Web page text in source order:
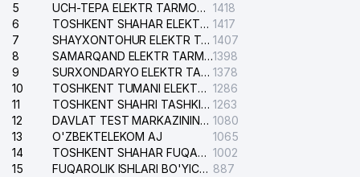
5
UCH-TEPA ELEKTR TARMOG'I NOSOZLIKLARI XIZMATI 1418
6
TOSHKENT SHAHAR ELEKTR TARMOQLARI KORXONASI AJ 1417
7
SHAYXONTOHUR ELEKTR TARMOG'I NOSOZLIKLARINI TUZATISH XIZMATI 1407
8
SAMARQAND ELEKTR TARMOQLARI AJ1398
9
SURXONDARYO ELEKTR TARMOQLARI AJ 1378
10
TOSHKENT TUMANI ELEKTR TARMOG'I AVARIYA XIZMATI 1286
11
TOSHKENT SHAHRI TASHKILOT TELEFONLARI HAQIDA MA'LUMOT BYUROSI 1263
12
DAVLAT TEST MARKAZINING ISHONCH TELEFONLARI 1080
13
O'ZBEKTELEKOM AJ
1065
14
TOSHKENT SHAHAR FUQAROLIK ISHLARI BO'YICHA SUDI 1002
15
FUQAROLIK ISHLARI BO'YICHA YAKKASAROY TUMANLARARO SUDI 887